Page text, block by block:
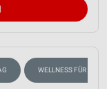
WELLNESS FÜR